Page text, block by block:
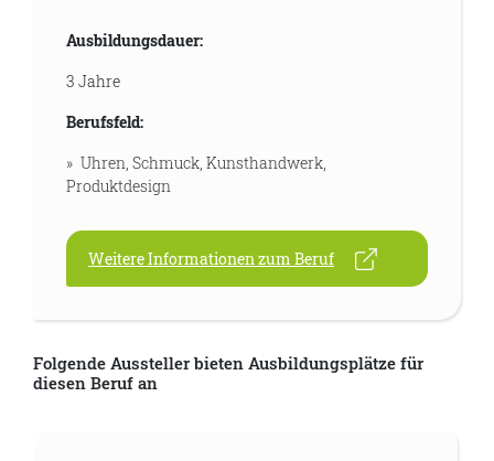
Ausbildungsdauer:
3 Jahre
Berufsfeld:
Uhren, Schmuck, Kunsthandwerk,
Produktdesign
Weitere Informationen zum Beruf
Folgende Aussteller bieten Ausbildungsplätze für
diesen Beruf an